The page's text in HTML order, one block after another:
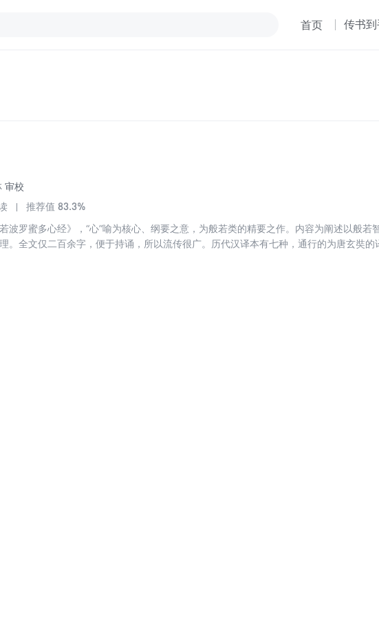
首页 传书
审校
推荐值 83.3%
波罗蜜多心经》，“心”喻为核心、纲要之意，为般若类的精要之作。内容为阐述以般若
。全文仅二百余字，便于持诵，所以流传很广。历代汉译本有七种，通行的为唐玄奘的